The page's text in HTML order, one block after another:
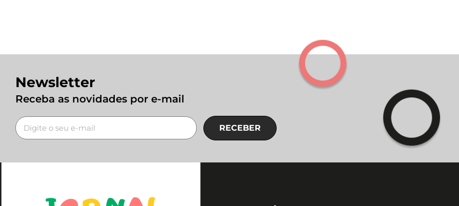
Newsletter
Receba as novidades por e-mail
RECEBER